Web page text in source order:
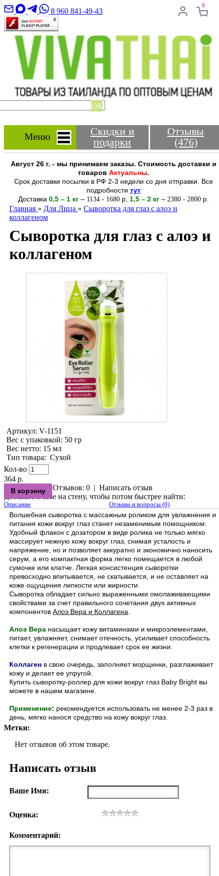
8 960 841-49-43
0
ОК
Меню
Скидки и
подарки
Отзывы
(476)
Август 26 г. - мы принимаем заказы. Стоимость доставки и
товаров Актуальны.
Срок доставки посылки в РФ 2-3 недели со дня отправки. Все
подробности тут
Доставка 0,5 – 1 кг – 1134 - 1680 р 1,5 – 2 кг – 2380 - 2800 р.
Главная » Для Лица » Сыворотка для глаз с алоэ и
коллагеном
Сыворотка для глаз с алоэ и
коллагеном
Артикул: V-1151
Вес с упаковкой: 50 гр
Вес нетто: 15 мл
Тип товара: Сухой
Кол-во
364 р.
Отзывов: 0 | Написать отзыв
Добавьте к себе на стену, чтобы потом быстрее найти:
Описание Отзывы и вопросы (0)
Волшебная сыворотка с массажным роликом для увлажнения и
питания кожи вокруг глаз станет незаменимым помощником.
Удобный флакон с дозатором в виде ролика не только мягко
массирует нежную кожу вокруг глаз, снимая усталость и
напряжение, но и позволяет аккуратно и экономично наносить
серум, а его компактная форма легко помещается в любой
сумочке или клатче. Легкая консистенция сыворотки
превосходно впитывается, не скатывается, и не оставляет на
коже ощущения липкости или жирности.
Сыворотка обладает сильно выраженными омолаживающими
свойствами за счет правильного сочетания двух активных
компонентов Алоэ Вера и Коллагена
Алоэ Вера насыщает кожу витаминами и микроэлементами,
питает, увлажняет, снимает отечность, усиливает способность
клетки к регенерации и продлевает срок ее жизни.
Коллаген в свою очередь, заполняет морщинки, разглаживает
кожу и делает ее упругой.
Купить сыворотку-роллер для кожи вокруг глаз Baby Bright вы
можете в нашем магазине.
Применение: рекомендуется использовать не менее 2-3 раз в
день, мягко нанося средство на кожу вокруг глаз.
Метки:
Нет отзывов об этом товаре.
Написать отзыв
Ваше Имя:
Оценка:
Комментарий: